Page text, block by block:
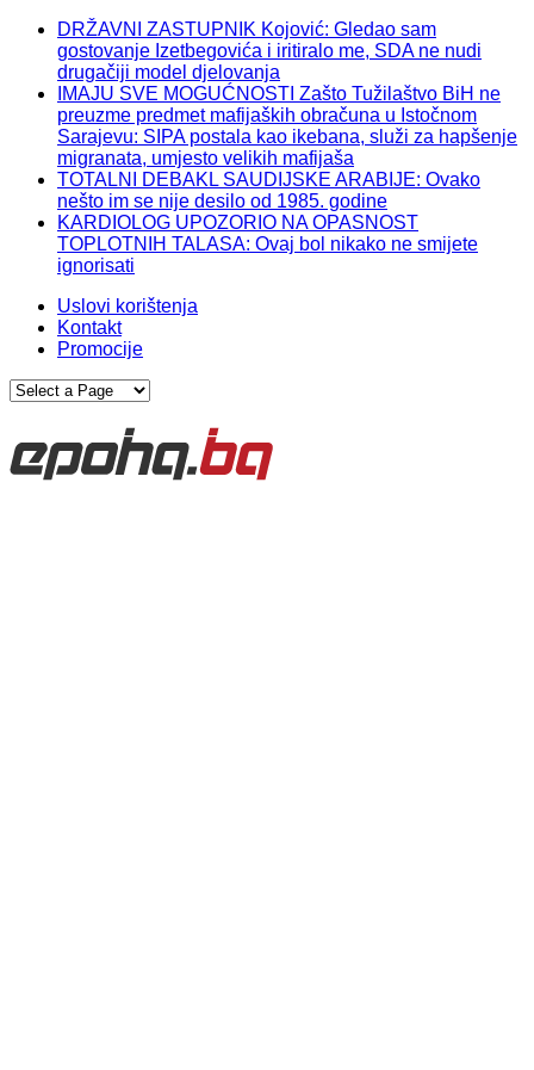
DRŽAVNI ZASTUPNIK Kojović: Gledao sam
gostovanje Izetbegovića i iritiralo me, SDA ne nudi
drugačiji model djelovanja
IMAJU SVE MOGUĆNOSTI Zašto Tužilaštvo BiH ne
preuzme predmet mafijaških obračuna u Istočnom
Sarajevu: SIPA postala kao ikebana, služi za hapšenje
migranata, umjesto velikih mafijaša
TOTALNI DEBAKL SAUDIJSKE ARABIJE: Ovako
nešto im se nije desilo od 1985. godine
KARDIOLOG UPOZORIO NA OPASNOST
TOPLOTNIH TALASA: Ovaj bol nikako ne smijete
ignorisati
Uslovi korištenja
Kontakt
Promocije